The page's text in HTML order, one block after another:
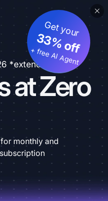
*extended
at Zero
Get your
33% off
+ free AI Agent
for monthly and